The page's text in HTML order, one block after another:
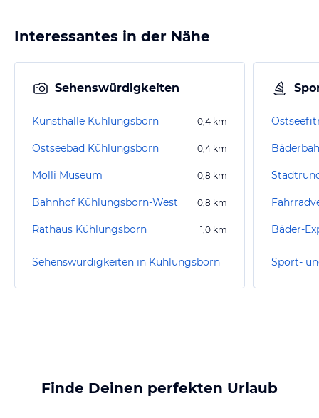
Interessantes in der Nähe
Sehenswürdigkeiten
Kunsthalle Kühlungsborn 0,4 km
Ostseebad Kühlungsborn 0,4 km
Molli Museum 0,8 km
Bahnhof Kühlungsborn-West 0,8 km
Rathaus Kühlungsborn 1,0 km
Sehenswürdigkeiten in Kühlungsborn
Bäder-
Finde Deinen perfekten Urlaub